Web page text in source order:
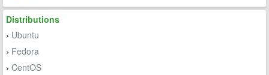
Distributions
› Ubuntu
› Fedora
› CentOS